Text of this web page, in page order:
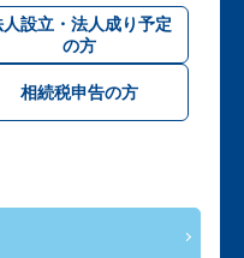
人設立・法人成り予定
の方
相続税申告の方